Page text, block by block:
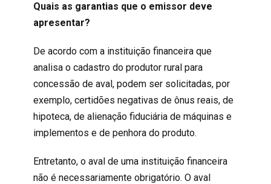
Quais as garantias que o emissor deve
apresentar?
De acordo com a instituição financeira que
analisa o cadastro do produtor rural para
concessão de aval, podem ser solicitadas, por
exemplo, certidões negativas de ônus reais, de
hipoteca, de alienação fiduciária de máquinas e
implementos e de penhora do produto.
Entretanto, o aval de uma instituição financeira
não é necessariamente obrigatório. O aval